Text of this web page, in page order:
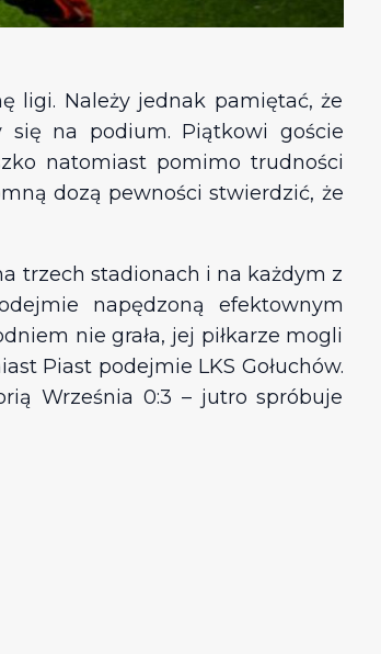
ligi. Należy jednak pamiętać, że
na podium. Piątkowi goście
natomiast pomimo trudności
dozą pewności stwierdzić, że
trzech stadionach i na każdym z
napędzoną efektownym
nie grała, jej piłkarze mogli
Piast podejmie LKS Gołuchów.
Września 0:3 – jutro spróbuje